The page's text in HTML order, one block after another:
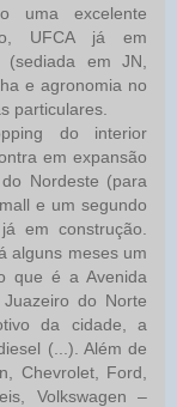
uma excelente
UFCA já em
em JN,
e agronomia no
particulares.
do interior
em expansão
Nordeste (para
e um segundo
em construção.
alguns meses um
que é a Avenida
do Norte
da cidade, a
(...). Além de
Chevrolet, Ford,
Volkswagen –